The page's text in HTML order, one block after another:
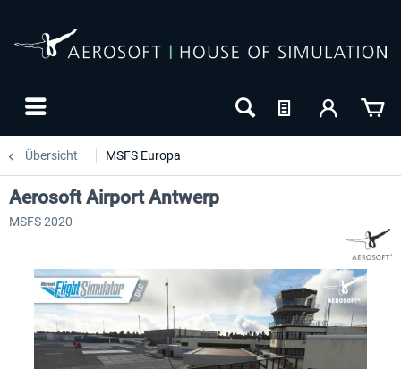
Übersicht MSFS Europa
Aerosoft Airport Antwerp
MSFS 2020